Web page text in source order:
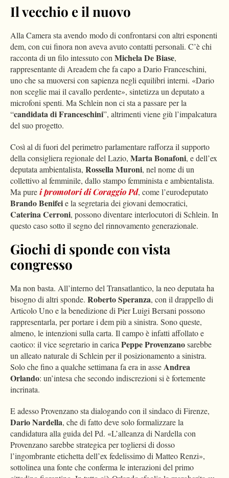
Il vecchio e il nuovo
Alla Camera sta avendo modo di confrontarsi con altri esponenti
dem, con cui finora non aveva avuto contatti personali. C’è chi
racconta di un filo intessuto conMichela De Biase,
rappresentante di Areadem che fa capo a Dario Franceschini,
uno che sa muoversi con sapienza negli equilibri interni. «Dario
non sceglie mai il cavallo perdente», sintetizza un deputato a
microfoni spenti. Ma Schlein non ci sta a passare per la
“candidata di Franceschini”, altrimenti viene giù l’impalcatura
del suo progetto.
Così al di fuori del perimetro parlamentare rafforza il supporto
della consigliera regionale del Lazio, Marta Bonafoni, e dell’ex
deputata ambientalista, Rossella Muroni, nel nome di un
collettivo al femminile, dallo stampo femminista e ambientalista.
Ma purei promotori di Coraggio Pd, come l’eurodeputato
Brando Benifeie la segretaria dei giovani democratici,
Caterina Cerroni, possono diventare interlocutori di Schlein. In
questo caso sotto il segno del rinnovamento generazionale.
Giochi di sponde con vista
congresso
Ma non basta. All’interno del Transatlantico, la neo deputata ha
bisogno di altri sponde. Roberto Speranza, con il drappello di
Articolo Uno e la benedizione di Pier Luigi Bersani possono
rappresentarla, per portare i dem più a sinistra. Sono queste,
almeno, le intenzioni sulla carta. Il campo è infatti affollato e
caotico: il vice segretario in caricaPeppe Provenzanosarebbe
un alleato naturale di Schlein per il posizionamento a sinistra.
Solo che fino a qualche settimana fa era in asseAndrea
Orlando: un’intesa che secondo indiscrezioni si è fortemente
incrinata.
E adesso Provenzano sta dialogando con il sindaco di Firenze,
Dario Nardella, che di fatto deve solo formalizzare la
candidatura alla guida del Pd. «L’alleanza di Nardella con
Provenzano sarebbe strategica per togliersi di dosso
l’ingombrante etichetta dell’ex fedelissimo di Matteo Renzi»,
sottolinea una fonte che conferma le interazioni del primo